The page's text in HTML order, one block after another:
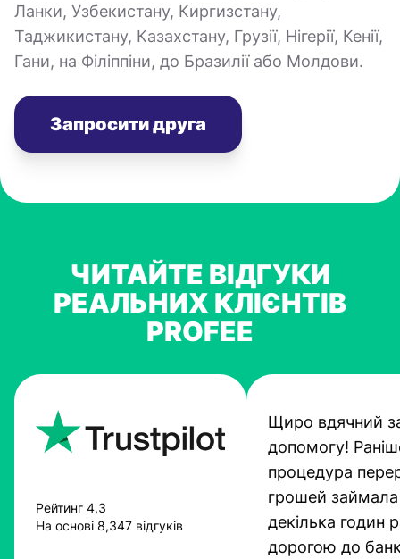
Ланки, Узбекистану, Киргизстану,
Таджикистану, Казахстану, Грузії, Нігерії, Кенії,
Гани, на Філіппіни, до Бразилії або Молдови.
Запросити друга
ЧИТАЙТЕ ВІДГУКИ
РЕАЛЬНИХ КЛІЄНТІВ
PROFEE
Рейтинг 4,3
На основі 8,347 відгуків
Щиро вдячний
допомогу!
процедура
грошей займала
декілька годин
дорогою до